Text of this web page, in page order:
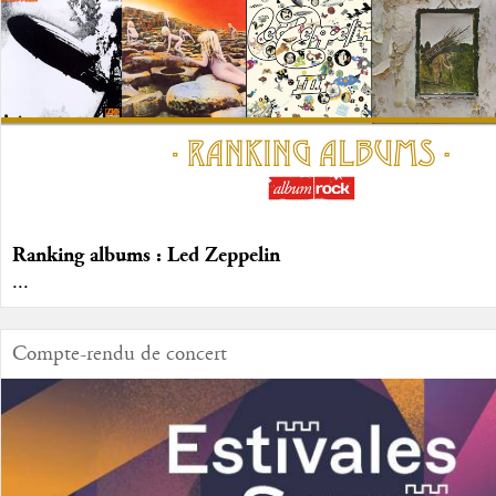
Ranking albums : Led Zeppelin
...
Compte-rendu de concert